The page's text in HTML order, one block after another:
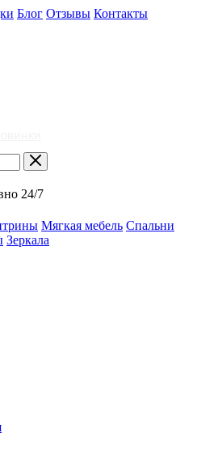
Блог Отзывы Контакты
24/7
Мягкая мебель Спальни
Зеркала